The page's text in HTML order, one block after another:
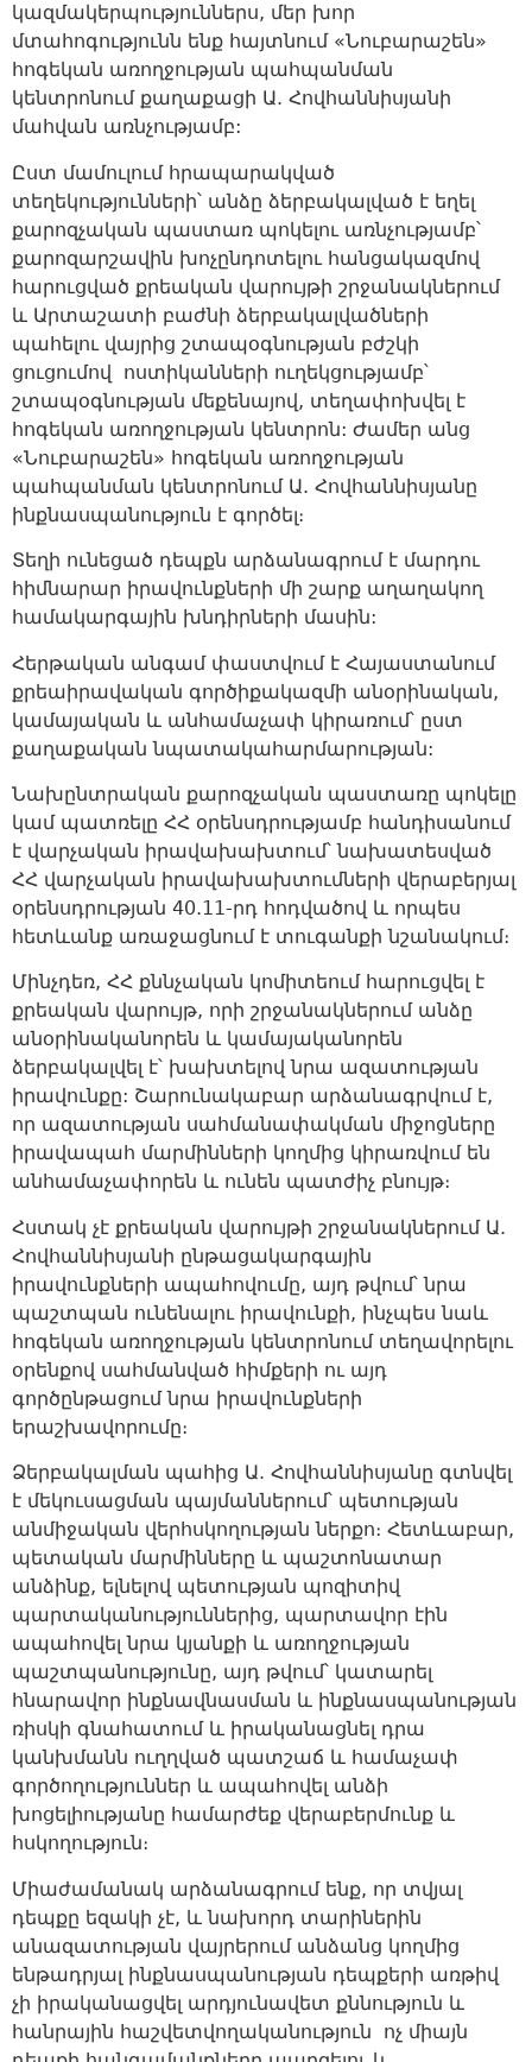
կազմակերպություններս, մեր խոր
մտահոգությունն ենք հայտնում «Նուբարաշեն»
հոգեկան առողջության պահպանման
կենտրոնում քաղաքացի Ա. Հովհաննիսյանի
մահվան առնչությամբ:
Ըստ մամուլում հրապարակված
տեղեկությունների՝ անձը ձերբակալված է եղել
քարոզչական պաստառ պոկելու առնչությամբ՝
քարոզարշավին խոչընդոտելու հանցակազմով
հարուցված քրեական վարույթի շրջանակներում
և Արտաշատի բաժնի ձերբակալվածների
պահելու վայրից շտապօգնության բժշկի
ցուցումով ոստիկանների ուղեկցությամբ՝
շտապօգնության մեքենայով, տեղափոխվել է
հոգեկան առողջության կենտրոն: Ժամեր անց
«Նուբարաշեն» հոգեկան առողջության
պահպանման կենտրոնում Ա. Հովհաննիսյանը
ինքնասպանություն է գործել։
Տեղի ունեցած դեպքն արձանագրում է մարդու
հիմնարար իրավունքների մի շարք աղաղակող
համակարգային խնդիրների մասին:
Հերթական անգամ փաստվում է Հայաստանում
քրեաիրավական գործիքակազմի անօրինական,
կամայական և անհամաչափ կիրառում՝ ըստ
քաղաքական նպատակահարմարության:
Նախընտրական քարոզչական պաստառը պոկելը
կամ պատռելը ՀՀ օրենսդրությամբ հանդիսանում
է վարչական իրավախախտում՝ նախատեսված
ՀՀ վարչական իրավախախտումների վերաբերյալ
օրենսդրության 40.11-րդ հոդվածով և որպես
հետևանք առաջացնում է տուգանքի նշանակում։
Մինչդեռ, ՀՀ քննչական կոմիտեում հարուցվել է
քրեական վարույթ, որի շրջանակներում անձը
անօրինականորեն և կամայականորեն
ձերբակալվել է՝ խախտելով նրա ազատության
իրավունքը: Շարունակաբար արձանագրվում է,
որ ազատության սահմանափակման միջոցները
իրավապահ մարմինների կողմից կիրառվում են
անհամաչափորեն և ունեն պատժիչ բնույթ։
Հստակ չէ քրեական վարույթի շրջանակներում Ա.
Հովհաննիսյանի ընթացակարգային
իրավունքների ապահովումը, այդ թվում՝ նրա
պաշտպան ունենալու իրավունքի, ինչպես նաև
հոգեկան առողջության կենտրոնում տեղավորելու
օրենքով սահմանված հիմքերի ու այդ
գործընթացում նրա իրավունքների
երաշխավորումը։
Ձերբակալման պահից Ա. Հովհաննիսյանը գտնվել
է մեկուսացման պայմաններում՝ պետության
անմիջական վերհսկողության ներքո։ Հետևաբար,
պետական մարմինները և պաշտոնատար
անձինք, ելնելով պետության պոզիտիվ
պարտականություններից, պարտավոր էին
ապահովել նրա կյանքի և առողջության
պաշտպանությունը, այդ թվում՝ կատարել
հնարավոր ինքնավնասման և ինքնասպանության
ռիսկի գնահատում և իրականացնել դրա
կանխմանն ուղղված պատշաճ և համաչափ
գործողություններ և ապահովել անձի
խոցելիությանը համարժեք վերաբերմունք և
հսկողություն։
Միաժամանակ արձանագրում ենք, որ տվյալ
դեպքը եզակի չէ, և նախորդ տարիներին
անազատության վայրերում անձանց կողմից
ենթադրյալ ինքնասպանության դեպքերի առթիվ
չի իրականացվել արդյունավետ քննություն և
հանրային հաշվետվողականություն ոչ միայն